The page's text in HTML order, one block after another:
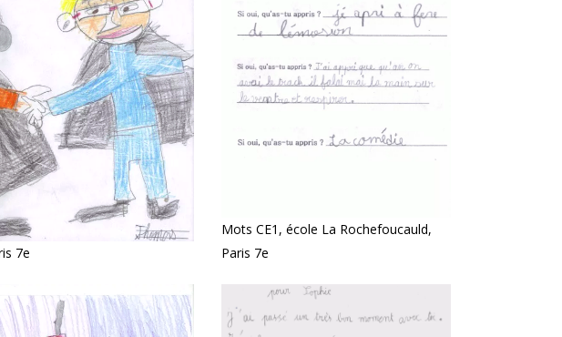
7e
Mots CE1, école La Rochefoucauld,
Paris 7e